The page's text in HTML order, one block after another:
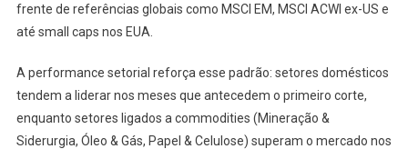
frente de referências globais como MSCI EM, MSCI ACWI ex-US e
até small caps nos EUA.
A performance setorial reforça esse padrão: setores domésticos
tendem a liderar nos meses que antecedem o primeiro corte,
enquanto setores ligados a commodities (Mineração &
Siderurgia, Óleo & Gás, Papel & Celulose) superam o mercado nos